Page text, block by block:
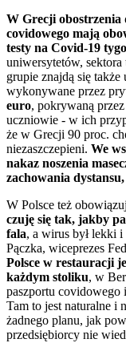
W Grecji obostrzenia
covidowego mają
testy na Covid-19
uniwersytetów,
grupie znajdą się
wykonywane przez
euro, pokrywaną
uczniowie - w ich
że w Grecji 90 proc.
niezaszczepieni. We
nakaz noszenia
zachowania
W Polsce też
czuję się tak, jakby
fala, a wirus był lekki
Pączka, wiceprezes
Polsce w restauracji
każdym stoliku, w
paszportu covidowego
Tam to jest naturalne i
żadnego planu, jak
przedsiębiorcy nie